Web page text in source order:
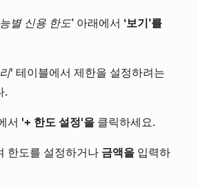
별 신용 한도’ 아래에서 ‘보기’를
' 테이블에서 제한을 설정하려는
.
서 '+ 한도 설정'을 클릭하세요.
한도를 설정하거나 금액을 입력하